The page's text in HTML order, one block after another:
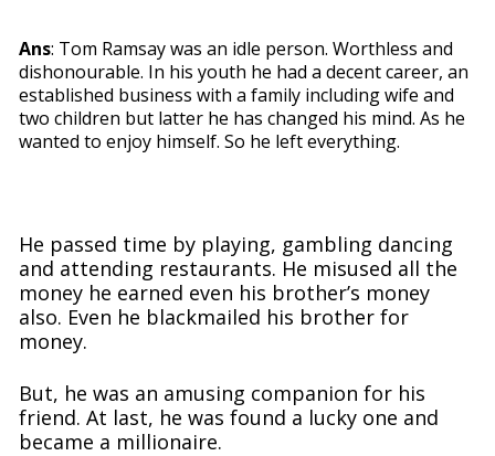
Ans: Tom Ramsay was an idle person. Worthless and
dishonourable. In his youth he had a decent career, an
established business with a family including wife and
two children but latter he has changed his mind. As he
wanted to enjoy himself. So he left everything.
He passed time by playing, gambling dancing
and attending restaurants. He misused all the
money he earned even his brother’s money
also. Even he blackmailed his brother for
money.
But, he was an amusing companion for his
friend. At last, he was found a lucky one and
became a millionaire.